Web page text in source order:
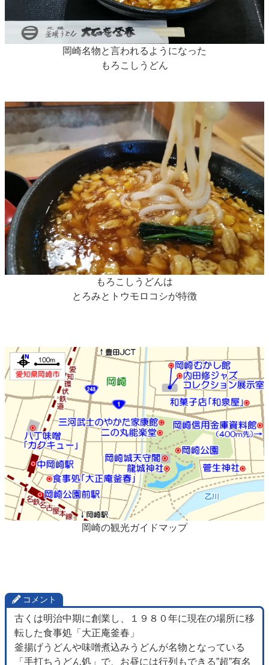
岡崎名物と言われるようになった
もろこしうどん
もろこしうどんは
とろみとトウモロコシが特徴
岡崎の観光ガイドマップ
コメント
古くは明治中期に創業し、１９８０年に現在の場所に移
転した食事処「大正庵釜春」
釜揚げうどんや味噌煮込みうどんが名物となっている
「手打ちうどん処」で、お昼には行列もできる”超”有名